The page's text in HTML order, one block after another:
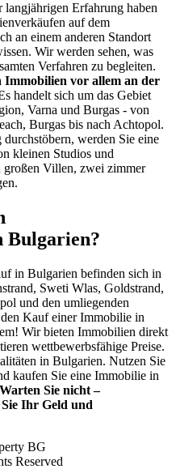
Erfahrung haben
auf dem
an einem anderen Standort
Wir werden sehen, was
Verfahren zu begleiten.
vor allem an der
handelt sich um das Gebiet
Varna und Burgas - von
Burgas bis nach Achtopol.
werden Sie eine
kleinen Studios und
großen Villen, zwei zimmer
Bulgarien?
in Bulgarien befinden sich in
Sweti Wlas, Goldstrand,
und den umliegenden
Kauf einer Immobilie in
Wir bieten Immobilien direkt
wettbewerbsfähige Preise.
in Bulgarien. Nutzen Sie
kaufen Sie eine Immobilie in
Warten Sie nicht –
Ihr Geld und
Reserved